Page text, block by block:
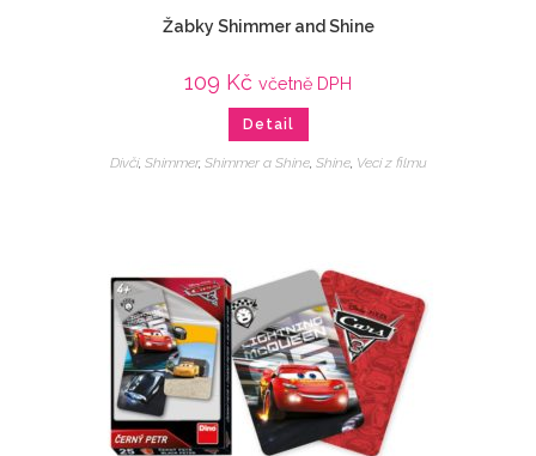
Žabky Shimmer and Shine
109 Kč včetně DPH
Detail
Dívčí, Shimmer, Shimmer a Shine, Shine, Veci z filmu